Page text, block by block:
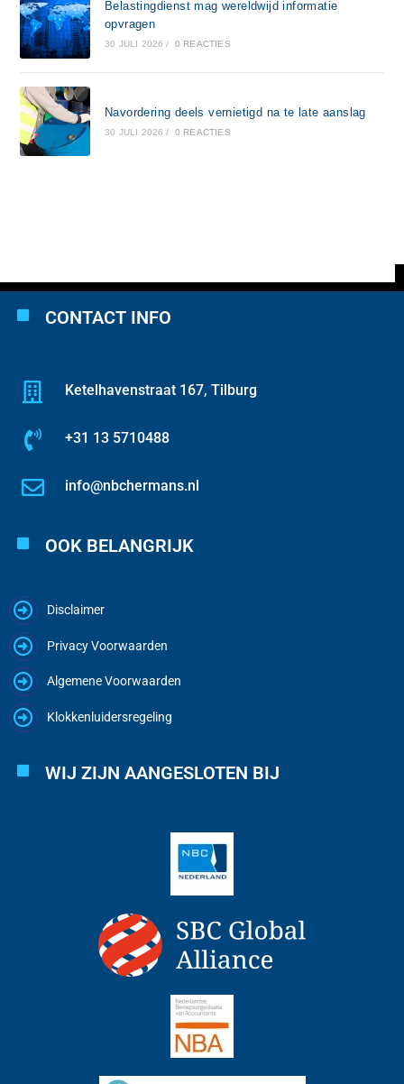
Belastingdienst mag wereldwijd informatie
opvragen
30 JULI 2026 / 0 REACTIES
Navordering deels vernietigd na te late aanslag
30 JULI 2026 / 0 REACTIES
CONTACT INFO
Ketelhavenstraat 167, Tilburg
+31 13 5710488
info@nbchermans.nl
OOK BELANGRIJK
Disclaimer
Privacy Voorwaarden
Algemene Voorwaarden
Klokkenluidersregeling
WIJ ZIJN AANGESLOTEN BIJ